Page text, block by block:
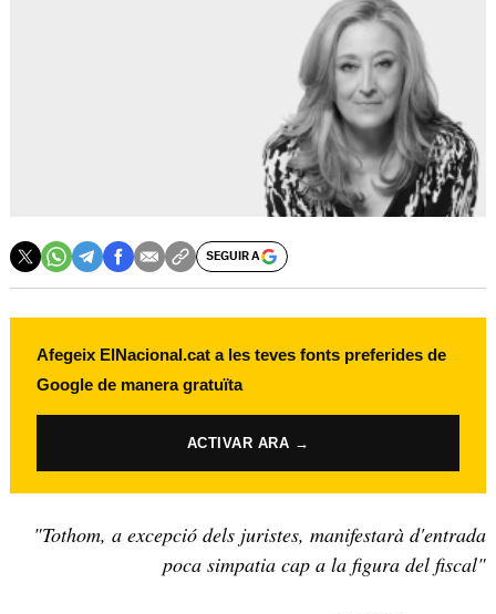
SEGUIR A
Afegeix ElNacional.cat a les teves fonts preferides de
Google de manera gratuïta
ACTIVAR ARA →
"Tothom, a excepció dels juristes, manifestarà d'entrada
poca simpatia cap a la figura del fiscal"